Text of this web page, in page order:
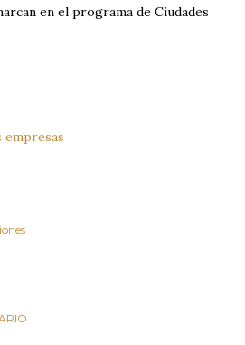
en el programa de Ciudades
empresas